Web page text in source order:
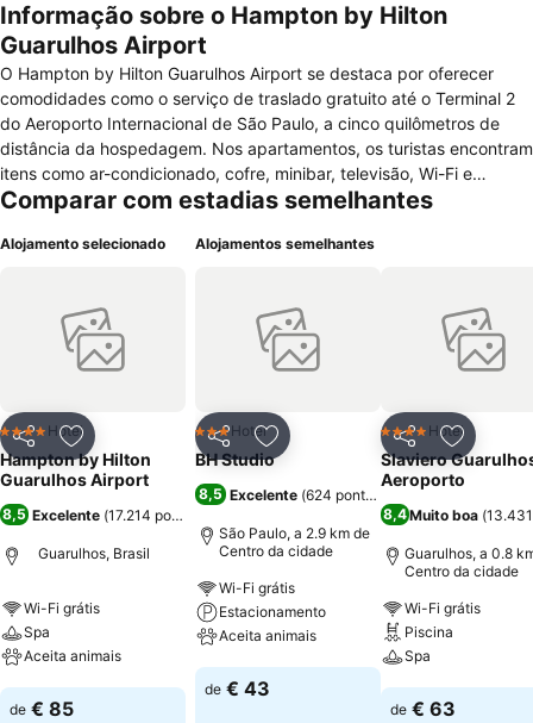
Informação sobre o Hampton by Hilton
Guarulhos Airport
O Hampton by Hilton Guarulhos Airport se destaca por oferecer
comodidades como o serviço de traslado gratuito até o Terminal 2
do Aeroporto Internacional de São Paulo, a cinco quilômetros de
distância da hospedagem. Nos apartamentos, os turistas encontram
itens como ar-condicionado, cofre, minibar, televisão, Wi-Fi e
secador de cabelos. Em determinados quartos, os viajantes podem
pagamento de uma tarifa especial. Da cobertura do hotel, é possível
estabelecimento também disponibiliza academia, sem custo
adicional, e estacionamento de carros, por meio de uma taxa extra.
As diárias incluem o café da manhã no estabelecimento. O Rick’s
Hilton Guarulhos Airport está a menos de 20 minutos de carro do
Shopping Pátio Guarulhos, e a sete quilômetros do Zoológico
Municipal.
Comparar com estadias semelhantes
Alojamento selecionado
PartilharAdicionar aos favoritos
4 EstrelasHotel
Hampton by Hilton
Guarulhos Airport
8,5 Excelente (17.214 pontuações
Guarulhos, Brasil
Wi-Fi grátis
Spa
Aceita animais
Ver preços
de € 85
Alojamentos semelhantes
PartilharAdicionar aos favoritos
3 Estrelas
Hotel
BH Studio
8,5 Excelente (624 pontuações
São Paulo, a 2.9 km de
Centro da cidade
Wi-Fi grátis
Estacionamento
Aceita animais
Ver preços
de € 43
Partilhar
4 EstrelasHotel
Slaviero
Aeroporto
8,4Muito boa (
Guarulhos, a 0.8
Centro da cidade
Wi-Fi grátis
Piscina
Spa
Ver preços
de € 63